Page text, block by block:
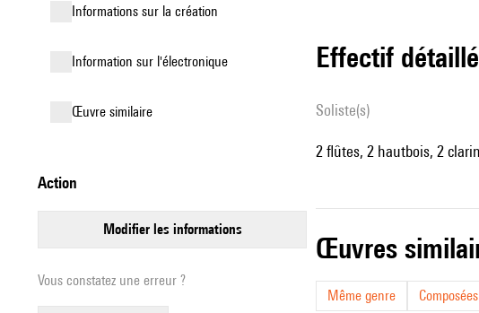
informations sur la création
Information sur l'électronique
œuvre similaire
action
modifier les informations
Vous constatez une erreur ?
effectif détaillé
Soliste(s)
2 flûtes, 2 hautbois, 2
œuvres
Même genre